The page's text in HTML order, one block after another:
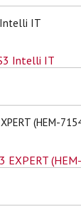
Intelli IT
(HEM-